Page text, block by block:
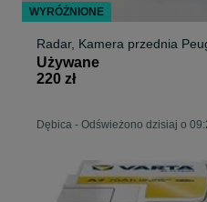
Radar, Kamera przednia
Używane
220 zł
Dębica - Odświeżono dzisiaj o
WYRÓŻNIONE